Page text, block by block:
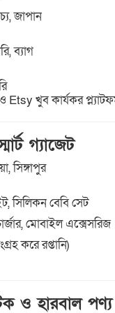
জাপান
ব্যাগ
খুব কার্যকর
গ্যাজেট
সিঙ্গাপুর
সিলিকন বেবি সেট
মোবাইল এক্সেসরিজ
করে রপ্তানি)
ও হারবাল পণ্য